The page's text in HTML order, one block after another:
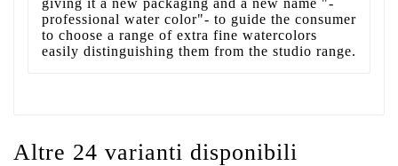
professional water color"- to guide the consumer
to choose a range of extra fine watercolors
easily distinguishing them from the studio range.
Altre 24 varianti disponibili